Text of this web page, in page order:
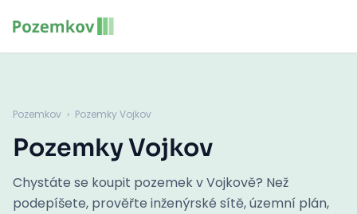
Pozemkov › Pozemky Vojkov
Pozemky Vojkov
Chystáte se koupit pozemek v Vojkově? Než
podepíšete, prověřte inženýrské sítě, územní plán,